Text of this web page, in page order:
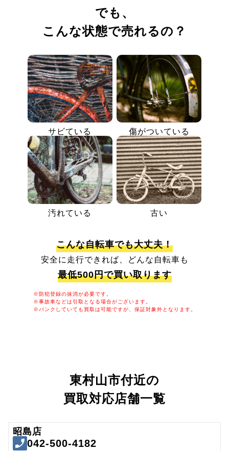
でも、
こんな状態で売れるの？
サビている 傷がついている
汚れている 古い
こんな自転車でも大丈夫！
安全に走行できれば、どんな自転車も
最低500円で買い取ります
※防犯登録の抹消が必要です。
※事故車などは引取となる場合がございます。
※パンクしていても買取は可能ですが、保証対象外となります。
東村山市付近の
買取対応店舗一覧
昭島店
042-500-4182